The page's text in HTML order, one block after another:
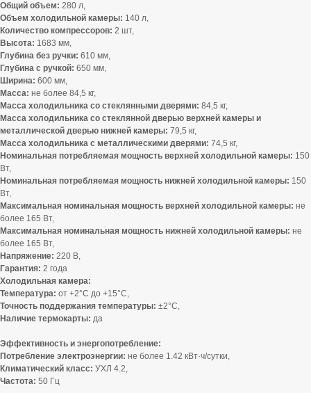
Общий объем: 280 л,
Объем холодильной камеры: 140 л,
Количество компрессоров: 2 шт,
Высота: 1683 мм,
Глубина без ручки: 610 мм,
Глубина с ручкой: 650 мм,
Ширина: 600 мм,
Масса: не более 84,5 кг,
Масса холодильника со стеклянными дверями: 84,5 кг,
Масса холодильника со стеклянной дверью верхней камеры и
металлической дверью нижней камеры: 79,5 кг,
Масса холодильника с металлическими дверями: 74,5 кг,
Номинальная потребляемая мощность верхней холодильной камеры: 150
Вт,
Номинальная потребляемая мощность нижней холодильной камеры: 150
Вт,
Максимальная номинальная мощность верхней холодильной камеры: не
более 165 Вт,
Максимальная номинальная мощность нижней холодильной камеры: не
более 165 Вт,
Напряжение: 220 В,
Гарантия: 2 года
Холодильная камера:
Температура: от +2°C до +15°C,
Точность поддержания температуры: ±2°C,
Наличие термокарты: да
Эффективность и энергопотребление:
Потребление электроэнергии: не более 1.42 кВт·ч/сутки,
Климатический класс: УХЛ 4.2,
Частота: 50 Гц